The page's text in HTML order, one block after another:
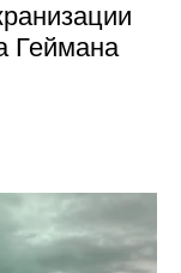
Геймана